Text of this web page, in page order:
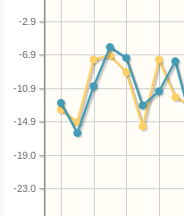
-23.0
-19.0
-14.9
-10.9
-6.9
-2.9